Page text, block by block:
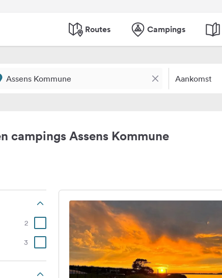
Routes Campings
Aankomst
campings Assens Kommune
2
3